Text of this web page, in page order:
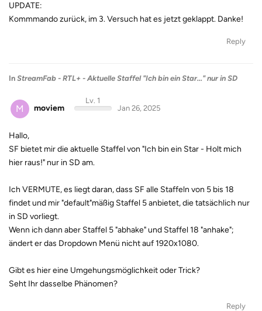
UPDATE:
Kommmando zurück, im 3. Versuch hat es jetzt geklappt. Danke!
Reply
In StreamFab - RTL+ - Aktuelle Staffel "Ich bin ein Star..." nur in SD
M moviem
Lv. 1
Jan 26, 2025
Hallo,
SF bietet mir die aktuelle Staffel von "Ich bin ein Star - Holt mich
hier raus!" nur in SD am.
Ich VERMUTE, es liegt daran, dass SF alle Staffeln von 5 bis 18
findet und mir "default"mäßig Staffel 5 anbietet, die tatsächlich nur
in SD vorliegt.
Wenn ich dann aber Staffel 5 "abhake" und Staffel 18 "anhake";
ändert er das Dropdown Menü nicht auf 1920x1080.
Gibt es hier eine Umgehungsmöglichkeit oder Trick?
Seht Ihr dasselbe Phänomen?
Reply